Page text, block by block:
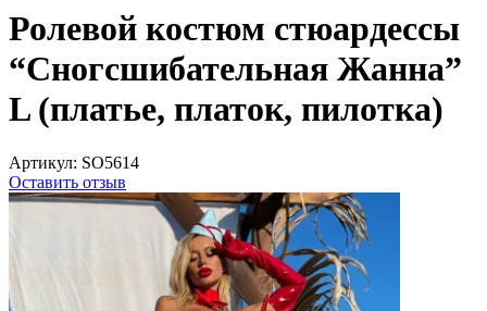
Ролевой костюм стюардессы
“Сногсшибательная Жанна”
L (платье, платок, пилотка)
Артикул: SO5614
Оставить отзыв